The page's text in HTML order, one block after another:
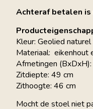
Achteraf betalen is
Kleur: Geolied
Materiaal: eikenhout
Afmetingen
Zitdiepte: 49 cm
Zithoogte: 46 cm
Mocht de stoel niet